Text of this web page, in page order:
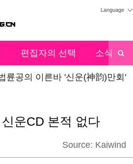
Language
편집자의 선택 소식
륜공의 이른바 '신운(神韵)만회'
운CD 본적 없다
Source: Kaiwind